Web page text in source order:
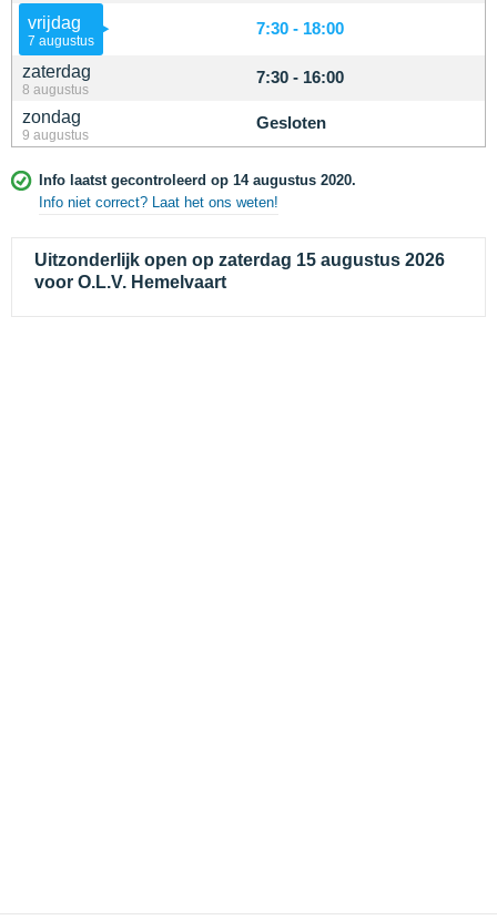
vrijdag
7 augustus
7:30 - 18:00
zaterdag
8 augustus
7:30 - 16:00
zondag
9 augustus
Gesloten
Info laatst gecontroleerd op 14 augustus 2020.
Info niet correct? Laat het ons weten!
Uitzonderlijk open op zaterdag 15 augustus 2026
voor O.L.V. Hemelvaart